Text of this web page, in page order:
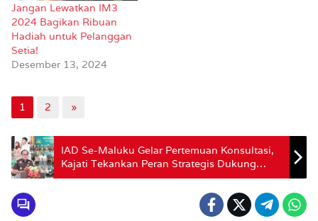
Jangan Lewatkan IM3
2024 Bagikan Ribuan
Hadiah untuk Pelanggan
Setia!
Desember 13, 2024
1 2 »
IAD Se-Maluku Gelar Pertemuan Konsultasi,
Kajati Tekankan Peran Strategis Dukung
Kejaksaan